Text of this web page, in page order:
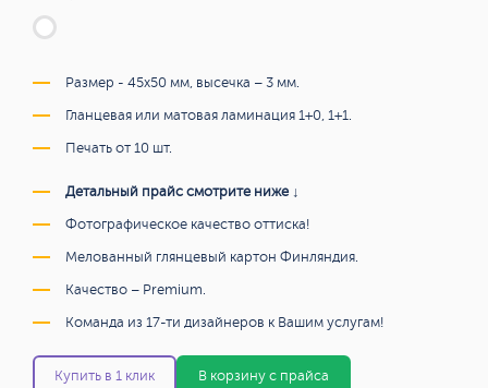
Размер - 45х50 мм, высечка – 3 мм.
Гланцевая или матовая ламинация 1+0, 1+1.
Печать от 10 шт.
Детальный прайс смотрите ниже ↓
Фотографическое качество оттиска!
Мелованный глянцевый картон Финляндия.
Качество – Premium.
Команда из 17-ти дизайнеров к Вашим услугам!
Купить в 1 клик В корзину с прайса